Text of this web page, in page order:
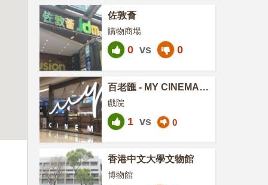
佐敦薈
購物商場
0 vs 0
百老匯 - MY CINEMA
YOHO MALL
戲院
1 vs 0
香港中文大學文物館
博物館